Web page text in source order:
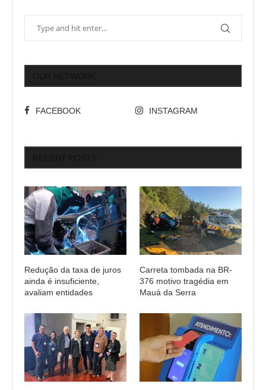
FACEBOOK INSTAGRAM
Redução da taxa de juros
ainda é insuficiente,
avaliam entidades
Carreta tombada na BR-
376 motivo tragédia em
Mauá da Serra